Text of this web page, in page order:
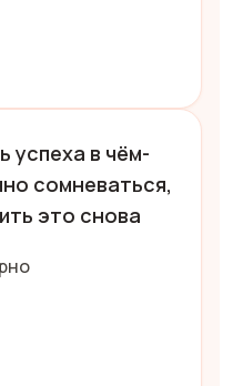
успеха в чём-
сомневаться,
это снова